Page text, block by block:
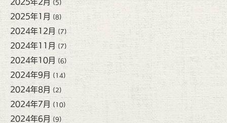
2025年2月 (5)
2025年1月 (8)
2024年12月 (7)
2024年11月 (7)
2024年10月 (6)
2024年9月 (14)
2024年8月 (2)
2024年7月 (10)
2024年6月 (9)